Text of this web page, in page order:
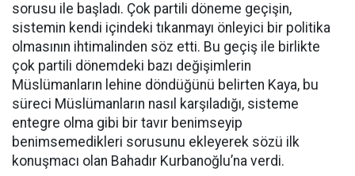
sorusu ile başladı. Çok partili döneme geçişin,
sistemin kendi içindeki tıkanmayı önleyici bir politika
olmasının ihtimalinden söz etti. Bu geçiş ile birlikte
çok partili dönemdeki bazı değişimlerin
Müslümanların lehine döndüğünü belirten Kaya, bu
süreci Müslümanların nasıl karşıladığı, sisteme
entegre olma gibi bir tavır benimseyip
benimsemedikleri sorusunu ekleyerek sözü ilk
konuşmacı olan Bahadır Kurbanoğlu’na verdi.